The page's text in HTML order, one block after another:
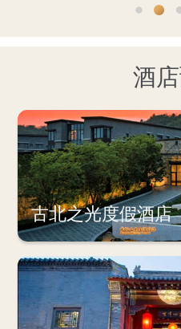
酒
古北之光度假酒店